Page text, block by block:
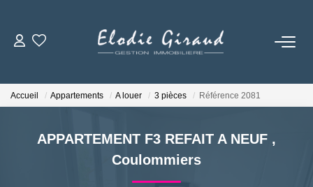
LOCATIONS
Accueil Appartements A louer 3 pièces Référence 2081
APPARTEMENT F3 REFAIT A NEUF ,
Coulommiers